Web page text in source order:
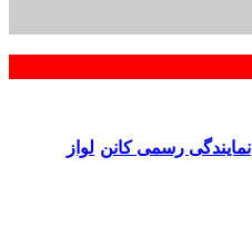
نمایندگی رسمی کانن لواز